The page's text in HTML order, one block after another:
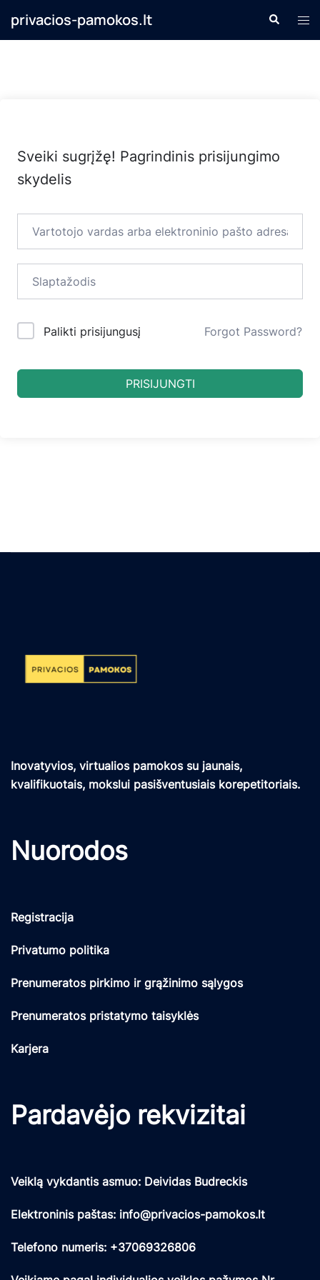
privacios-pamokos.lt Search
Sveiki sugrįžę! Pagrindinis prisijungimo
skydelis
Palikti prisijungusį Forgot Password?
PRISIJUNGTI
Inovatyvios, virtualios pamokos su jaunais,
kvalifikuotais, mokslui pasišventusiais korepetitoriais.
Nuorodos
Registracija
Privatumo politika
Prenumeratos pirkimo ir grąžinimo sąlygos
Prenumeratos pristatymo taisyklės
Karjera
Pardavėjo rekvizitai
Veiklą vykdantis asmuo: Deividas Budreckis
Elektroninis paštas: info@privacios-pamokos.lt
Telefono numeris: +37069326806